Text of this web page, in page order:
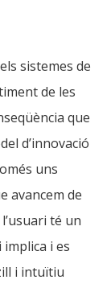
sistemes de
de les
que
d’innovació
uns
avancem de
té un
i es
i intuïtiu